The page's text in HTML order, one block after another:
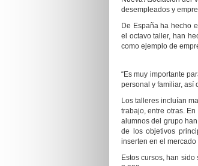
desempleados y
De España ha hecho
el octavo taller, han
como ejemplo de
“Es muy importante
personal y familiar, así
Los talleres incluían
trabajo, entre otras.
alumnos del grupo
de los objetivos
inserten en el
Estos cursos, han